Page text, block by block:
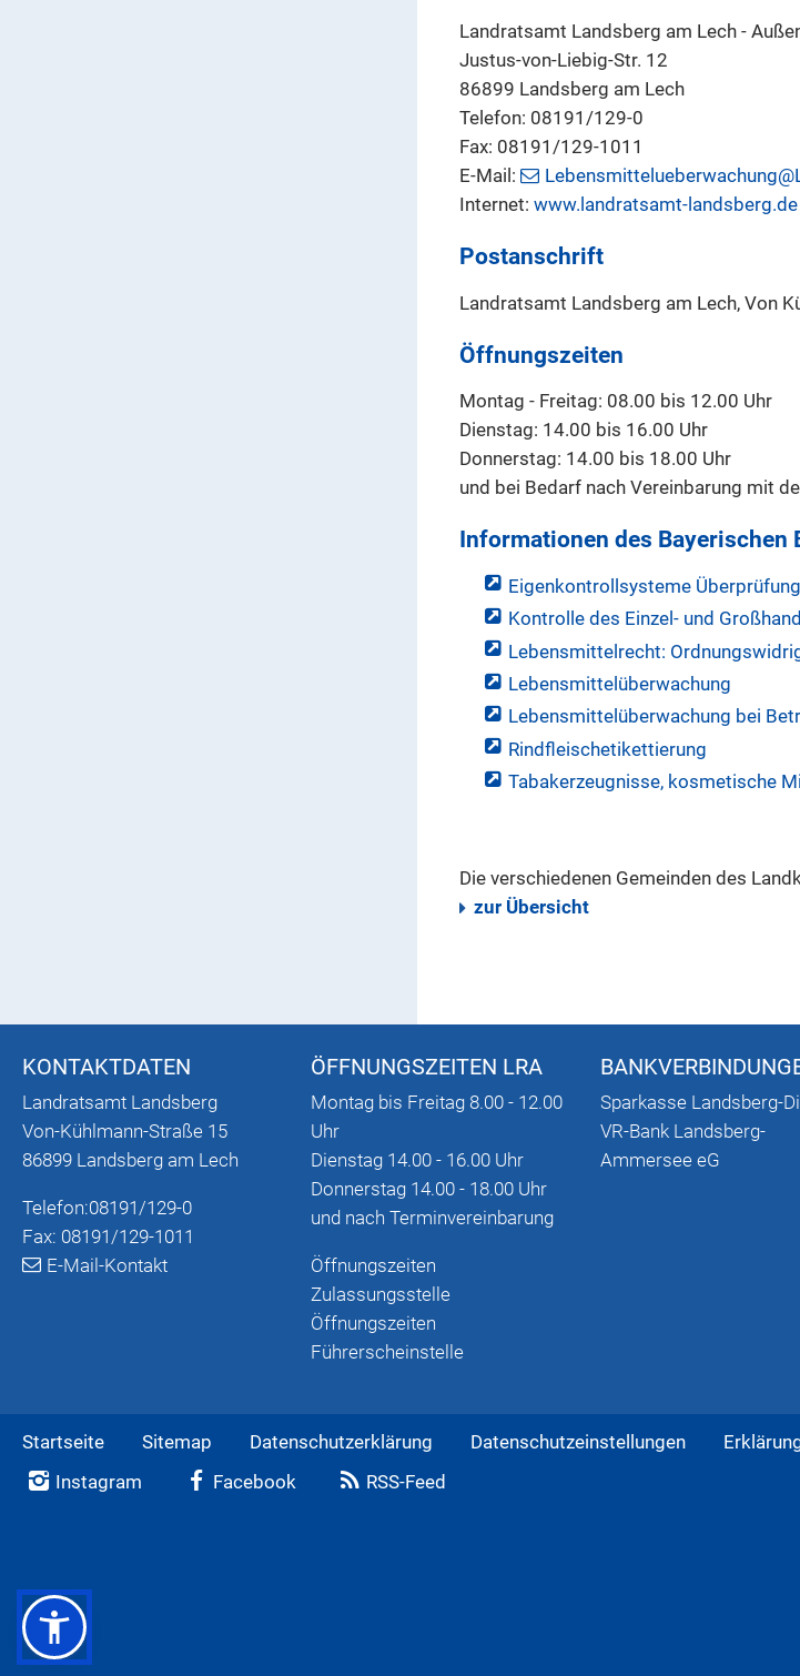
Landratsamt Landsberg am Lech -
Justus-von-Liebig-Str. 12
86899 Landsberg am Lech
Telefon: 08191/129-0
Fax: 08191/129-1011
E-Mail:
Internet: www.landratsamt-landsberg.de
Postanschrift
Landratsamt Landsberg am Lech, Von
Öffnungszeiten
Montag - Freitag: 08.00 bis 12.00 Uhr
Dienstag: 14.00 bis 16.00 Uhr
Donnerstag: 14.00 bis 18.00 Uhr
und bei Bedarf nach Vereinbarung mit
Informationen des Bayerischen
Eigenkontrollsysteme
Kontrolle des Einzel- und
Lebensmittelrecht:
Lebensmittelüberwachung
Lebensmittelüberwachung bei
Rindfleischetikettierung
Tabakerzeugnisse, kosmetische
Die verschiedenen Gemeinden des
zur Übersicht
KONTAKTDATEN
Landratsamt Landsberg
Von-Kühlmann-Straße 15
86899 Landsberg am Lech
Telefon:08191/129-0
Fax: 08191/129-1011
E-Mail-Kontakt
ÖFFNUNGSZEITEN LRA
Montag bis Freitag 8.00 - 12.00
Uhr
Dienstag 14.00 - 16.00 Uhr
Donnerstag 14.00 - 18.00 Uhr
und nach Terminvereinbarung
Öffnungszeiten
Zulassungsstelle
Öffnungszeiten
Führerscheinstelle
Sparkasse Landsberg-
VR-Bank Landsberg-
Ammersee eG
Startseite Sitemap Datenschutzerklärung Datenschutzeinstellungen
Instagram
Facebook RSS-Feed